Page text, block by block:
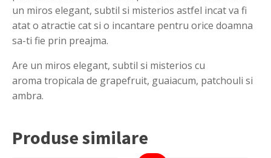
un miros elegant, subtil si misterios astfel incat va fi
atat o atractie cat si o incantare pentru orice doamna
sa-ti fie prin preajma.
Are un miros elegant, subtil si misterios cu
aroma tropicala de grapefruit, guaiacum, patchouli si
ambra.
Produse similare